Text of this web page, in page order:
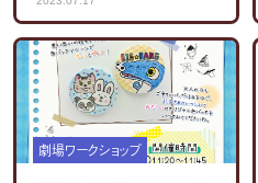
劇場ワークショップ